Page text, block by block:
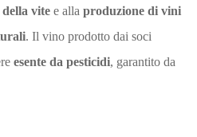
vite e alla produzione di vini
. Il vino prodotto dai soci
esente da pesticidi, garantito da